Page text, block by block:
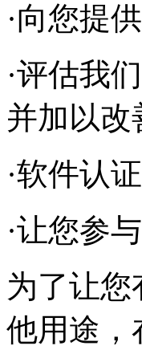
·向您提
·评估我
并加以改
·软件认
·让您参
为了让
他用途，